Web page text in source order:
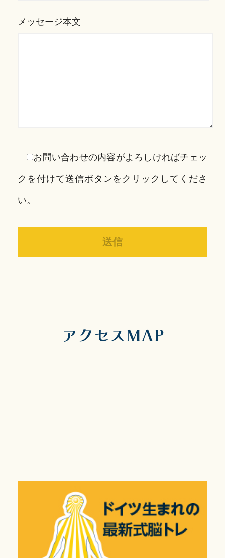
メッセージ本文
お問い合わせの内容がよろしければチェッ
クを付けて送信ボタンをクリックしてくださ
い。
アクセスMAP